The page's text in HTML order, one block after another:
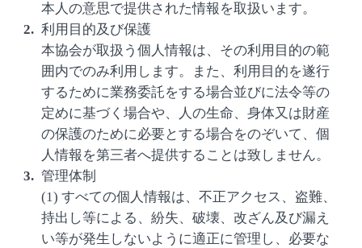
本人の意思で提供された情報を取扱います。
利用目的及び保護
本協会が取扱う個人情報は、その利用目的の範
囲内でのみ利用します。また、利用目的を遂行
するために業務委託をする場合並びに法令等の
定めに基づく場合や、人の生命、身体又は財産
の保護のために必要とする場合をのぞいて、個
人情報を第三者へ提供することは致しません。
管理体制
(1) すべての個人情報は、不正アクセス、盗難、
持出し等による、紛失、破壊、改ざん及び漏え
い等が発生しないように適正に管理し、必要な